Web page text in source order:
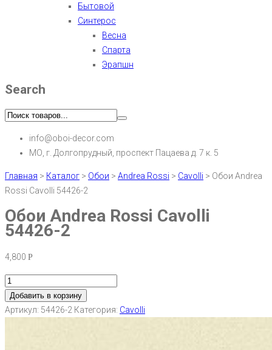
Бытовой
Синтерос
Весна
Спарта
Эрапшн
Search
info@oboi-decor.com
МО, г. Долгопрудный, проспект Пацаева д. 7 к. 5
Главная > Каталог > Обои > Andrea Rossi > Cavolli > Обои Andrea
Rossi Cavolli 54426-2
Обои Andrea Rossi Cavolli
54426-2
4,800 Р
Добавить в корзину
Артикул: 54426-2 Категория: Cavolli